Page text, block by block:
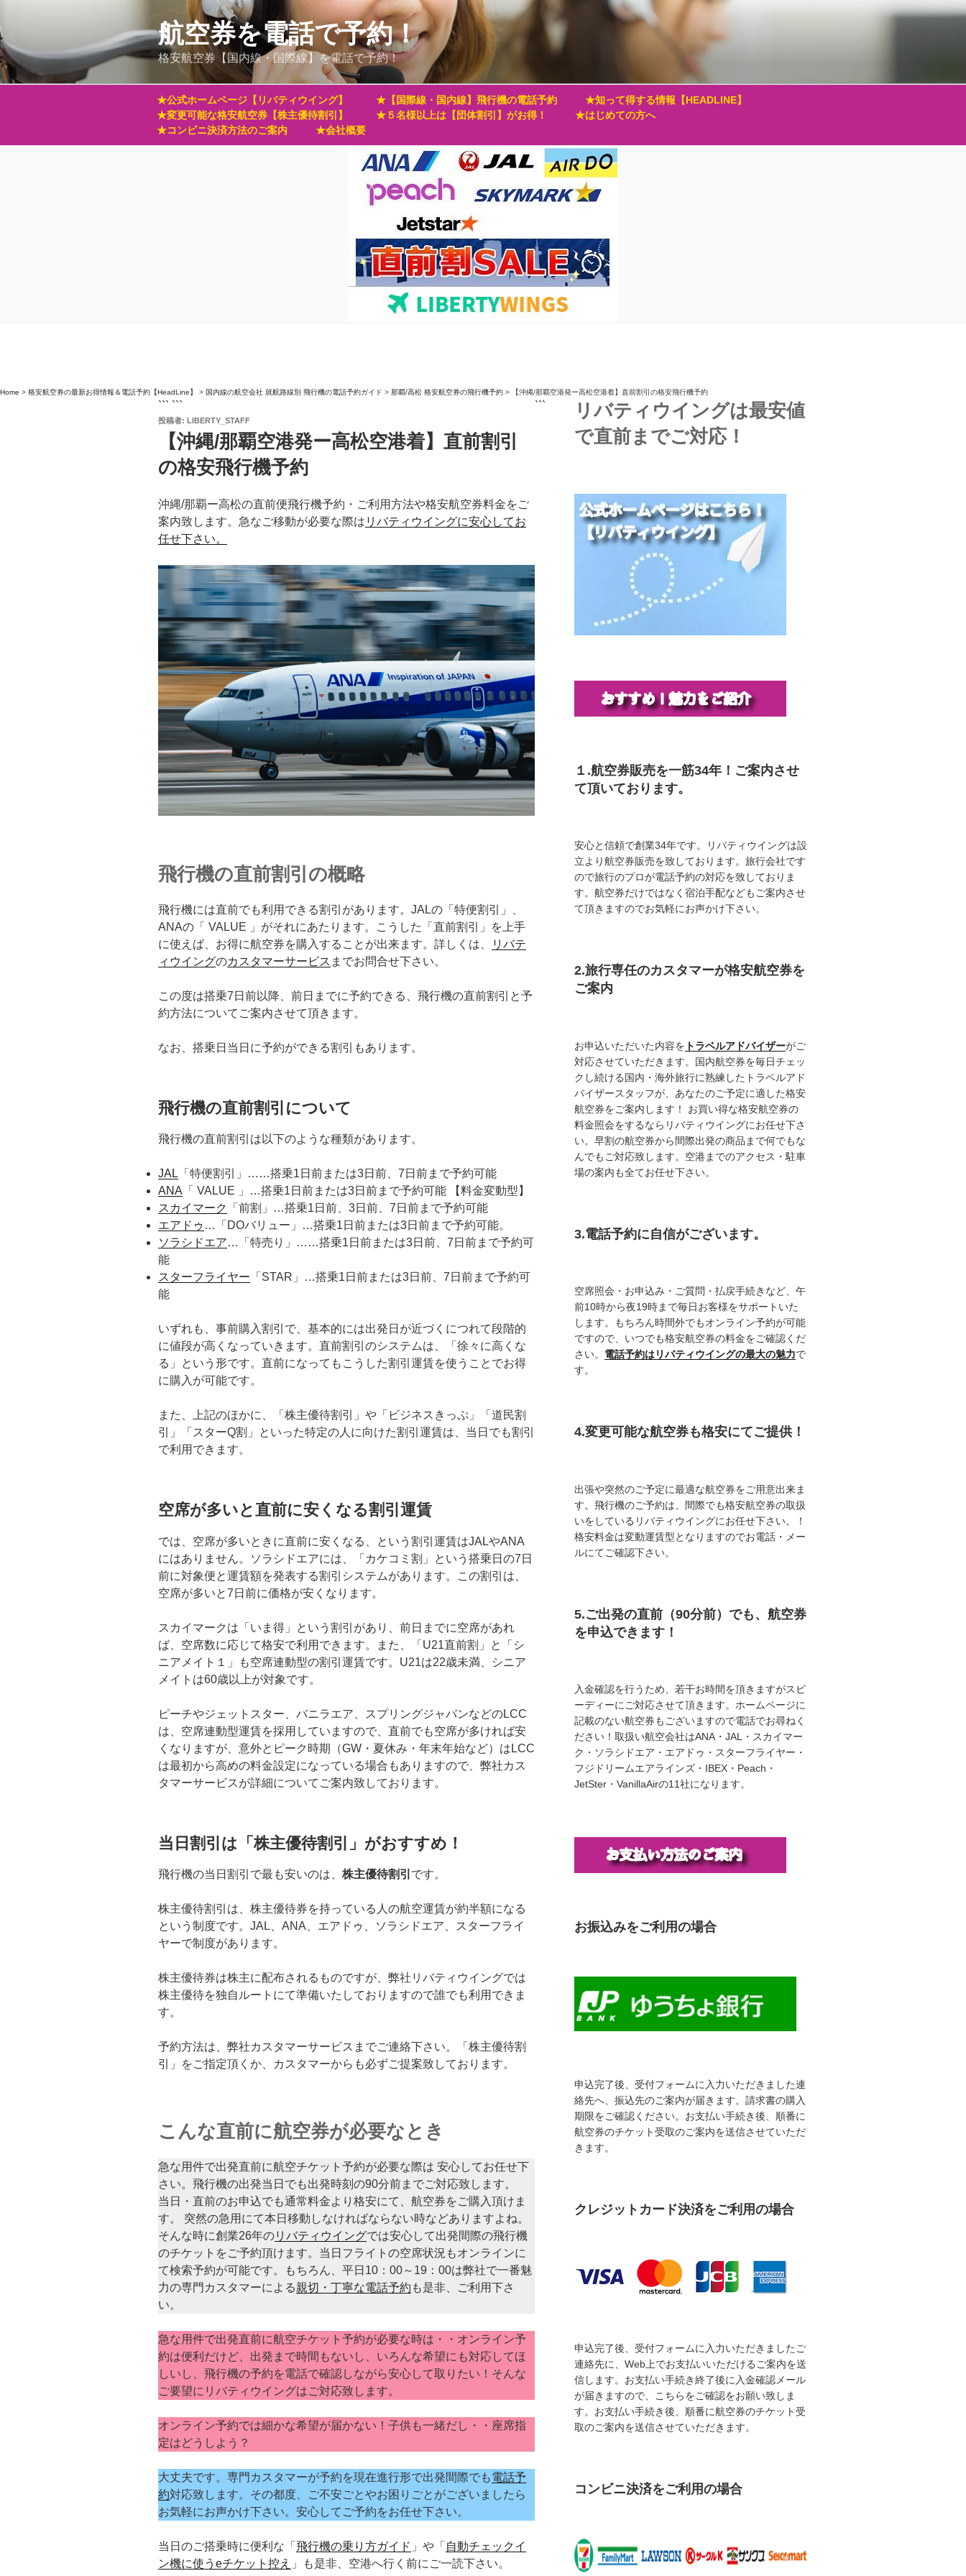
ン
テ
ン
ツ
ッ
航空券を電話で予約！
格安航空券【国内線・国際線】を電話で予約！
★公式ホームページ【リバティウイング】 ★【国際線・国内線】飛行機の電話予約
★知って得する情報【HEADLINE】
★変更可能な格安航空券【株主優待割引】
★５名様以上は【団体割引】がお得！
★はじめての方へ
★コンビニ決済方法のご案内
★会社概要
Home > 格安航空券の最新お得情報＆電話予約【HeadLine】 > 国内線の航空会社 就航路線別 飛行機の電話予約ガイド > 那覇/高松 格安航空券の飛行機予約 > 【沖縄/那覇空港発ー高松空港着】直前割引の格安飛行機予約
``` ```
投
投稿者: LIBERTY_STAFF
【沖縄/那覇空港発ー高松空港着】直前割引
の格安飛行機予約
沖縄/那覇ー高松の直前便飛行機予約・ご利用方法や格安航空券料金をご
案内致します。急なご移動が必要な際は リバティウイングに安心してお
任せ下さい。
飛行機の直前割引の概略
飛行機には直前でも利用できる割引があります。JALの「特便割引」、
ANAの「 VALUE 」がそれにあたります。こうした「直前割引」を上手
に使えば、お得に航空券を購入することが出来ます。詳しくは、
リバテ
ィウイングのカスタマーサービス までお問合せ下さい。
この度は搭乗7日前以降、前日までに予約できる、飛行機の直前割引と予
約方法についてご案内させて頂きます。
なお、搭乗日当日に予約ができる割引もあります。
飛行機の直前割引について
飛行機の直前割引は以下のような種類があります。
JAL 「特便割引」……搭乗1日前または3日前、7日前まで予約可能
ANA 「 VALUE 」…搭乗1日前または3日前まで予約可能 【料金変動型】
スカイマーク
「前割」…搭乗1日前、3日前、7日前まで予約可能
エアドゥ …「DOバリュー」…搭乗1日前または3日前まで予約可能。
ソラシドエア…「特売り」……搭乗1日前または3日前、7日前まで予約可
能
スターフライヤー 「STAR」…搭乗1日前または3日前、7日前まで予約可
能
いずれも、事前購入割引で、基本的には出発日が近づくにつれて段階的
に値段が高くなっていきます。直前割引のシステムは、「徐々に高くな
る」という形です。直前になってもこうした割引運賃を使うことでお得
に購入が可能です。
また、上記のほかに、「株主優待割引」や「ビジネスきっぷ」「道民割
引」「スターQ割」といった特定の人に向けた割引運賃は、当日でも割引
で利用できます。
空席が多いと直前に安くなる割引運賃
では、空席が多いときに直前に安くなる、という割引運賃はJALやANA
にはありません。ソラシドエアには、「カケコミ割」という搭乗日の7日
前に対象便と運賃額を発表する割引システムがあります。この割引は、
空席が多いと7日前に価格が安くなります。
スカイマークは「いま得」という割引があり、前日までに空席があれ
ば、空席数に応じて格安で利用できます。また、「U21直前割」と「シ
ニアメイト１」も空席連動型の割引運賃です。U21は22歳未満、シニア
メイトは60歳以上が対象です。
ピーチやジェットスター、バニラエア、スプリングジャパンなどのLCC
は、空席連動型運賃を採用していますので、直前でも空席が多ければ安
くなりますが、意外とピーク時期（GW・夏休み・年末年始など）はLCC
は最初から高めの料金設定になっている場合もありますので、弊社カス
タマーサービスが詳細についてご案内致しております。
当日割引は「株主優待割引」がおすすめ！
飛行機の当日割引で最も安いのは、 株主優待割引 です。
株主優待割引は、株主優待券を持っている人の航空運賃が約半額になる
という制度です。JAL、ANA、エアドゥ、ソラシドエア、スターフライ
ヤーで制度があります。
株主優待券は株主に配布されるものですが、弊社リバティウイングでは
株主優待を独自ルートにて準備いたしておりますので誰でも利用できま
す。
予約方法は、弊社カスタマーサービスまでご連絡下さい。「株主優待割
引」をご指定頂くか、カスタマーからも必ずご提案致しております。
こんな直前に航空券が必要なとき
急な用件で出発直前に航空チケット予約が必要な際は 安心してお任せ下
さい。飛行機の出発当日でも出発時刻の90分前までご対応致します。
当日・直前のお申込でも通常料金より格安にて、航空券をご購入頂けま
す。 突然の急用にて本日移動しなければならない時などありますよね。
そんな時に創業26年のリバティウイングでは安心して出発間際の飛行機
のチケットをご予約頂けます。当日フライトの空席状況もオンラインに
て検索予約が可能です。もちろん、平日10：00～19：00は弊社で一番魅
力の専門カスタマーによる親切・丁寧な電話予約 も是非、ご利用下さ
い。
急な用件で出発直前に航空チケット予約が必要な時は・・オンライン予
約は便利だけど、出発まで時間もないし、いろんな希望にも対応してほ
しいし、飛行機の予約を電話で確認しながら安心して取りたい！そんな
ご要望にリバティウイングはご対応致します。
オンライン予約では細かな希望が届かない！子供も一緒だし・・座席指
定はどうしよう？
大丈夫です。専門カスタマーが予約を現在進行形で出発間際でも電話予
約対応致します。その都度、ご不安ごとやお困りごとがございましたら
お気軽にお声かけ下さい。安心してご予約をお任せ下さい。
当日のご搭乗時に便利な「 飛行機の乗り方ガイド 」や「 自動チェックイ
ン機に使うeチケット控え
」も是非、空港へ行く前にご一読下さい。
リバティウイングは最安値
で直前までご対応！
１.航空券販売を一筋34年！ご案内させ
て頂いております。
安心と信頼で創業34年です。リバティウイングは設
立より航空券販売を致しております。旅行会社です
ので旅行のプロが電話予約の対応を致しておりま
す。航空券だけではなく宿泊手配などもご案内させ
て頂きますのでお気軽にお声かけ下さい。
2.旅行専任のカスタマーが格安航空券を
ご案内
お申込いただいた内容を トラベルアドバイザーがご
対応させていただきます。国内航空券を毎日チェッ
クし続ける国内・海外旅行に熟練したトラベルアド
バイザースタッフが、あなたのご予定に適した格安
航空券をご案内します！ お買い得な格安航空券の
料金照会をするならリバティウイングにお任せ下さ
い。早割の航空券から間際出発の商品まで何でもな
んでもご対応致します。空港までのアクセス・駐車
場の案内も全てお任せ下さい。
3.電話予約に自信がございます。
空席照会・お申込み・ご質問・払戻手続きなど、午
前10時から夜19時まで毎日お客様をサポートいた
します。もちろん時間外でもオンライン予約が可能
ですので、いつでも格安航空券の料金をご確認くだ
さい。 電話予約はリバティウイングの最大の魅力で
す。
4.変更可能な航空券も格安にてご提供！
出張や突然のご予定に最適な航空券をご用意出来ま
す。飛行機のご予約は、間際でも格安航空券の取扱
いをしているリバティウイングにお任せ下さい。！
格安料金は変動運賃型となりますのでお電話・メー
ルにてご確認下さい。
5.ご出発の直前（90分前）でも、航空券
を申込できます！
入金確認を行うため、若干お時間を頂きますがスピ
ーディーにご対応させて頂きます。ホームページに
記載のない航空券もございますので電話でお尋ねく
ださい！取扱い航空会社はANA・JAL・スカイマー
ク・ソラシドエア・エアドゥ・スターフライヤー・
フジドリームエアラインズ・IBEX・Peach・
JetSter・VanillaAirの11社になります。
お振込みをご利用の場合
申込完了後、受付フォームに入力いただきました連
絡先へ、振込先のご案内が届きます。請求書の購入
期限をご確認ください。お支払い手続き後、順番に
航空券のチケット受取のご案内を送信させていただ
きます。
クレジットカード決済をご利用の場合
申込完了後、受付フォームに入力いただきましたご
連絡先に、Web上でお支払いいただけるご案内を送
信します。お支払い手続き終了後に入金確認メール
が届きますので、こちらをご確認をお願い致しま
す。お支払い手続き後、順番に航空券のチケット受
取のご案内を送信させていただきます。
コンビニ決済をご利用の場合
```